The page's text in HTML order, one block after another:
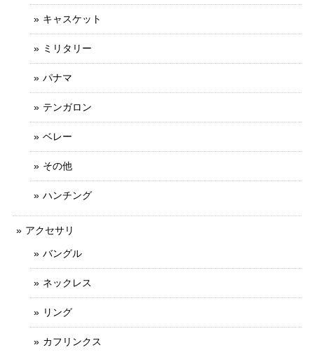
キャスケット
ミリタリー
パナマ
テンガロン
ベレー
その他
ハンチング
アクセサリ
バングル
ネックレス
リング
カフリンクス